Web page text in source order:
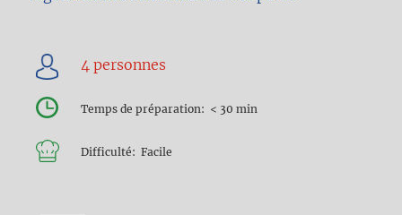
Temps de préparation < 30 min
Difficulté Facile